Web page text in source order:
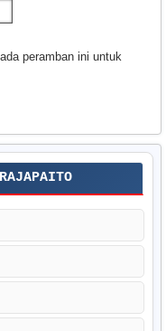
peramban ini untuk